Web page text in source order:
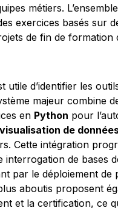
métiers.
exercices basés sur
de fin de
d’identifier les
majeur combine
en Python pour
visualisation de
Cette intégration
interrogation de bases
par le déploiement de
aboutis proposent
et la certification, ce